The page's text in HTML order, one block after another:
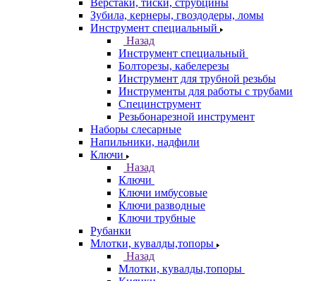
Верстаки, тиски, струбцины
Зубила, кернеры, гвоздодеры, ломы
Инструмент специальный
Назад
Инструмент специальный
Болторезы, кабелерезы
Инструмент для трубной резьбы
Инструменты для работы с трубами
Специнструмент
Резьбонарезной инструмент
Наборы слесарные
Напильники, надфили
Ключи
Назад
Ключи
Ключи имбусовые
Ключи разводные
Ключи трубные
Рубанки
Млотки, кувалды,топоры
Назад
Млотки, кувалды,топоры